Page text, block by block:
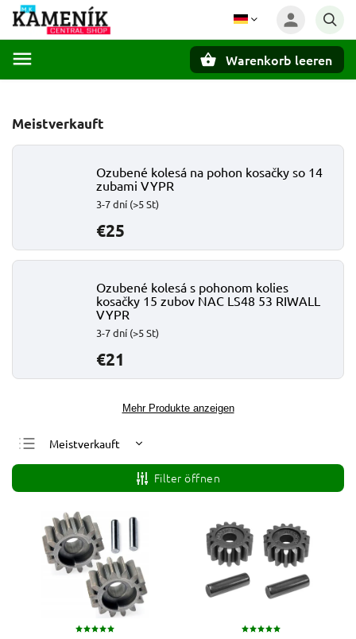
Warenkorb leeren
Meistverkauft
Ozubené kolesá na pohon kosačky so 14
zubami VYPR
3-7 dní (>5 St)
€25
Ozubené kolesá s pohonom kolies
kosačky 15 zubov NAC LS48 53 RIWALL
VYPR
3-7 dní (>5 St)
€21
Mehr Produkte anzeigen
Meistverkauft
Günstigste
Teuerste
Alphabetisch
Filter öffnen